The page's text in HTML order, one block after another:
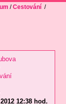
/Cestování /
12:38 hod.